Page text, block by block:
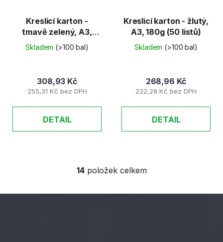
Kreslicí karton -
tmavě zelený, A3,
180g (50 listů)
Skladem (>100 bal)
255,31 Kč bez DPH
308,93 Kč
DETAIL
Kreslicí karton - žlutý,
A3, 180g (50 listů)
Skladem (>100 bal)
222,28 Kč bez DPH
268,96 Kč
DETAIL
O
l
14položek celkem